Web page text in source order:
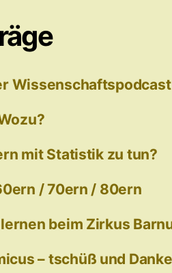
Wissenschaftspodcast
mit Statistik zu tun?
/ 70ern / 80ern
beim Zirkus
– tschüß und